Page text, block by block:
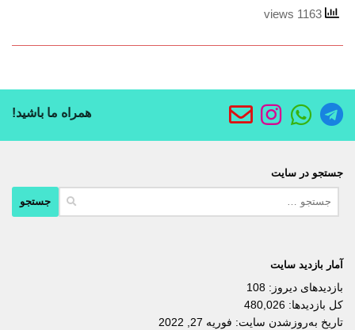
همراه ما باشید!
جستجو در سایت
آمار بازدید سایت
بازدیدهای دیروز: 108
کل بازدیدها: 480,026
تاریخ به‌روزشدن سایت: فوریه 27, 2022